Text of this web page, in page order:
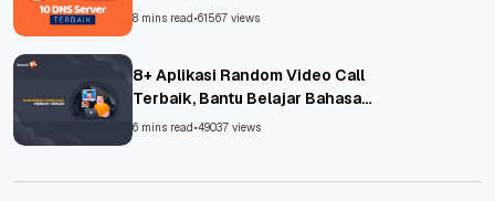
8 mins read•61567 views
8+ Aplikasi Random Video Call
Terbaik, Bantu Belajar Bahasa
Asing!
6 mins read•49037 views